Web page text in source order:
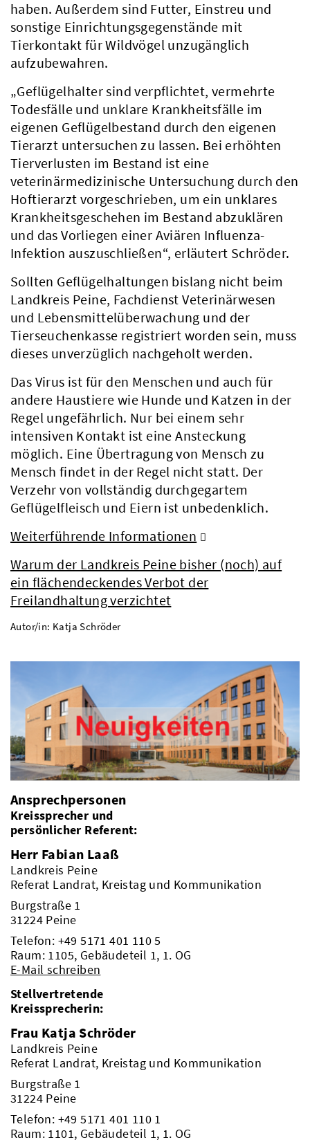
Aktuelles
Kreis & Politik
haben. Außerdem sind Futter, Einstreu und
sonstige Einrichtungsgegenstände mit
Tierkontakt für Wildvögel unzugänglich
aufzubewahren.
„Geflügelhalter sind verpflichtet, vermehrte
Todesfälle und unklare Krankheitsfälle im
eigenen Geflügelbestand durch den eigenen
Tierarzt untersuchen zu lassen. Bei erhöhten
Tierverlusten im Bestand ist eine
veterinärmedizinische Untersuchung durch den
Hoftierarzt vorgeschrieben, um ein unklares
Krankheitsgeschehen im Bestand abzuklären
und das Vorliegen einer Aviären Influenza-
Infektion auszuschließen“, erläutert Schröder.
Sollten Geflügelhaltungen bislang nicht beim
Landkreis Peine, Fachdienst Veterinärwesen
und Lebensmittelüberwachung und der
Tierseuchenkasse registriert worden sein, muss
dieses unverzüglich nachgeholt werden.
Das Virus ist für den Menschen und auch für
andere Haustiere wie Hunde und Katzen in der
Regel ungefährlich. Nur bei einem sehr
intensiven Kontakt ist eine Ansteckung
möglich. Eine Übertragung von Mensch zu
Mensch findet in der Regel nicht statt. Der
Verzehr von vollständig durchgegartem
Geflügelfleisch und Eiern ist unbedenklich.
Weiterführende Informationen
Warum der Landkreis Peine bisher (noch) auf
ein flächendeckendes Verbot der
Freilandhaltung verzichtet
Autor/in: Katja Schröder
Ansprechpersonen
Kreissprecher und
persönlicher Referent:
Herr Fabian Laaß
Landkreis Peine
Referat Landrat, Kreistag und Kommunikation
Burgstraße 1
31224 Peine
Telefon: +49 5171 401 110 5
Raum: 1105, Gebäudeteil 1, 1. OG
E-Mail schreiben
Stellvertretende
Kreissprecherin:
Frau Katja Schröder
Landkreis Peine
Referat Landrat, Kreistag und Kommunikation
Burgstraße 1
31224 Peine
Telefon: +49 5171 401 110 1
Raum: 1101, Gebäudeteil 1, 1. OG